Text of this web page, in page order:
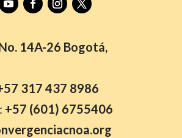
14A-26 Bogotá,
317 437 8986
+57 (601) 6755406